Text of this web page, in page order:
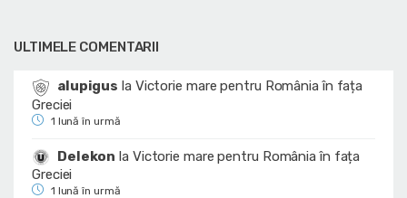
ULTIMELE COMENTARII
alupigus la Victorie mare pentru România în fața
Greciei
1 lună în urmă
Delekon la Victorie mare pentru România în fața
Greciei
1 lună în urmă